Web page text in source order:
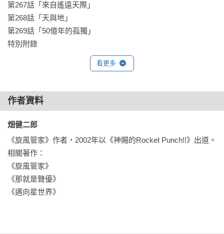
第267話「來自遙遠天際」
第268話「天與地」
第269話「50億年的孤獨」
特別附錄
看更多
作者資料
畑健二郎
《旋風管家》作者，2002年以《神賜的Rocket Punch!!》出道。
相關著作：
《旋風管家》
《那就是聲優》
《邁向星世界》